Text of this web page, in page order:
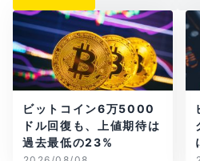
ビットコイン6万5000
ドル回復も、上値期待は
過去最低の23%